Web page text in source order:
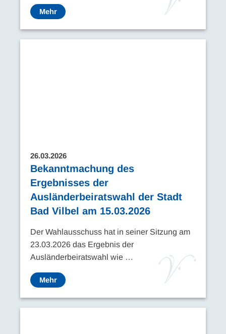
Mehr
26.03.2026
Bekanntmachung des
Ergebnisses der
Ausländerbeiratswahl der Stadt
Bad Vilbel am 15.03.2026
Der Wahlausschuss hat in seiner Sitzung am
23.03.2026 das Ergebnis der
Ausländerbeiratswahl wie …
Mehr